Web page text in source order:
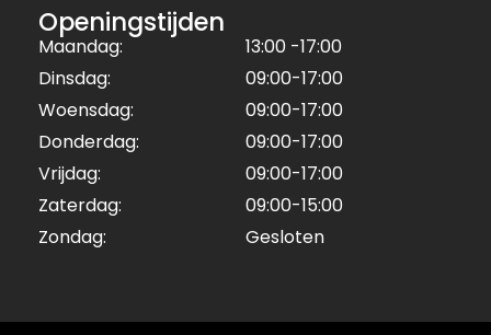
Openingstijden
Maandag:
13:00 -17:00
Dinsdag:
09:00-17:00
Woensdag:
09:00-17:00
Donderdag:
09:00-17:00
Vrijdag:
09:00-17:00
Zaterdag:
09:00-15:00
Zondag:
Gesloten